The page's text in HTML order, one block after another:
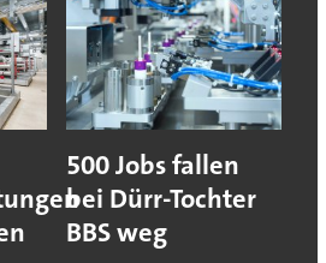
500 Jobs fallen
bei Dürr-Tochter
BBS weg